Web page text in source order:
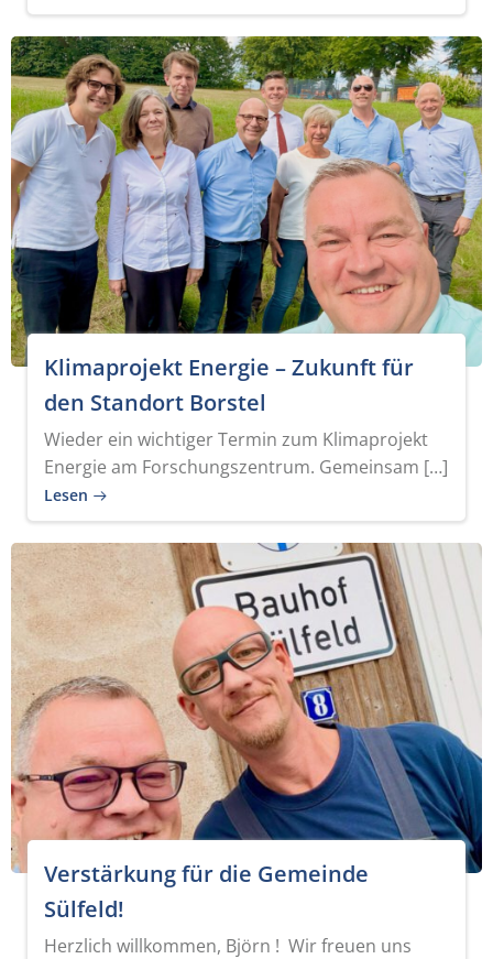
Klimaprojekt Energie – Zukunft für
den Standort Borstel
Wieder ein wichtiger Termin zum Klimaprojekt
Energie am Forschungszentrum. Gemeinsam […]
Lesen
Verstärkung für die Gemeinde
Sülfeld!
Herzlich willkommen, Björn ! Wir freuen uns